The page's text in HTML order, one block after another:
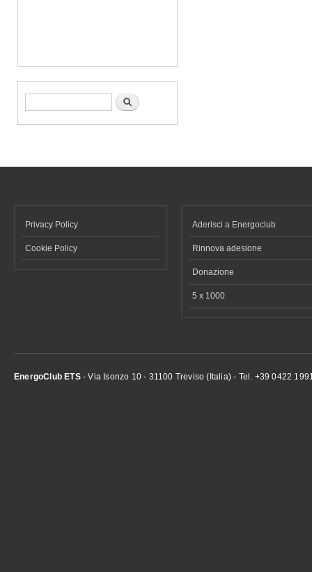
Form di ricerca Cerca
Privacy Policy
Cookie Policy
Aderisci a Energoclub
Rinnova adesione
Donazione
5 x 1000
EnergoClub ETS- Via Isonzo 10 - 31100 Treviso (Italia) - Tel. +39 0422